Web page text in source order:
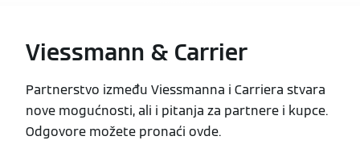
Viessmann & Carrier
Partnerstvo između Viessmanna i Carriera stvara
nove mogućnosti, ali i pitanja za partnere i kupce.
Odgovore možete pronaći ovde.